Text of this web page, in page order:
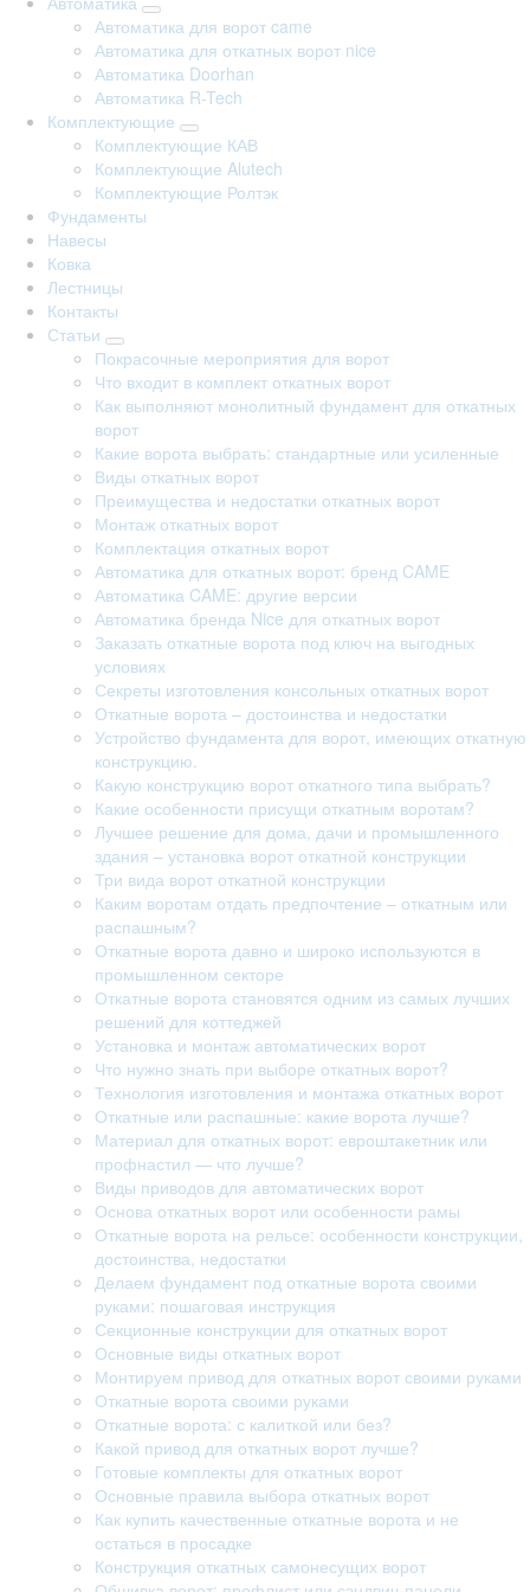
Автоматика для ворот came
Автоматика для откатных ворот nice
Автоматика Doorhan
Автоматика R-Tech
Комплектующие
Комплектующие КАВ
Комплектующие Alutech
Комплектующие Ролтэк
Фундаменты
Навесы
Ковка
Лестницы
Контакты
Статьи
Покрасочные мероприятия для ворот
Что входит в комплект откатных ворот
Как выполняют монолитный фундамент для откатных
ворот
Какие ворота выбрать: стандартные или усиленные
Виды откатных ворот
Преимущества и недостатки откатных ворот
Монтаж откатных ворот
Комплектация откатных ворот
Автоматика для откатных ворот: бренд CAME
Автоматика CAME: другие версии
Автоматика бренда Nice для откатных ворот
Заказать откатные ворота под ключ на выгодных
условиях
Секреты изготовления консольных откатных ворот
Откатные ворота – достоинства и недостатки
Устройство фундамента для ворот, имеющих откатную
конструкцию.
Какую конструкцию ворот откатного типа выбрать?
Какие особенности присущи откатным воротам?
Лучшее решение для дома, дачи и промышленного
здания – установка ворот откатной конструкции
Три вида ворот откатной конструкции
Каким воротам отдать предпочтение – откатным или
распашным?
Откатные ворота давно и широко используются в
промышленном секторе
Откатные ворота становятся одним из самых лучших
решений для коттеджей
Установка и монтаж автоматических ворот
Что нужно знать при выборе откатных ворот?
Технология изготовления и монтажа откатных ворот
Откатные или распашные: какие ворота лучше?
Материал для откатных ворот: евроштакетник или
профнастил — что лучше?
Виды приводов для автоматических ворот
Основа откатных ворот или особенности рамы
Откатные ворота на рельсе: особенности конструкции,
достоинства, недостатки
Делаем фундамент под откатные ворота своими
руками: пошаговая инструкция
Секционные конструкции для откатных ворот
Основные виды откатных ворот
Монтируем привод для откатных ворот своими руками
Откатные ворота своими руками
Откатные ворота: с калиткой или без?
Какой привод для откатных ворот лучше?
Готовые комплекты для откатных ворот
Основные правила выбора откатных ворот
Как купить качественные откатные ворота и не
остаться в просадке
Конструкция откатных самонесущих ворот